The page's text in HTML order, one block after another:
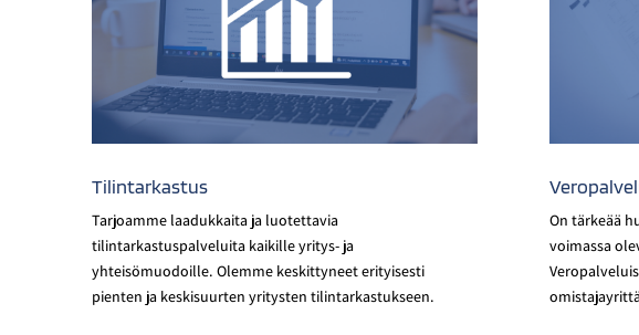
Tilintarkastus
Tarjoamme laadukkaita ja luotettavia
tilintarkastuspalveluita kaikille yritys- ja
yhteisömuodoille. Olemme keskittyneet erityisesti
pienten ja keskisuurten yritysten tilintarkastukseen.
On tärkeää
voimassa